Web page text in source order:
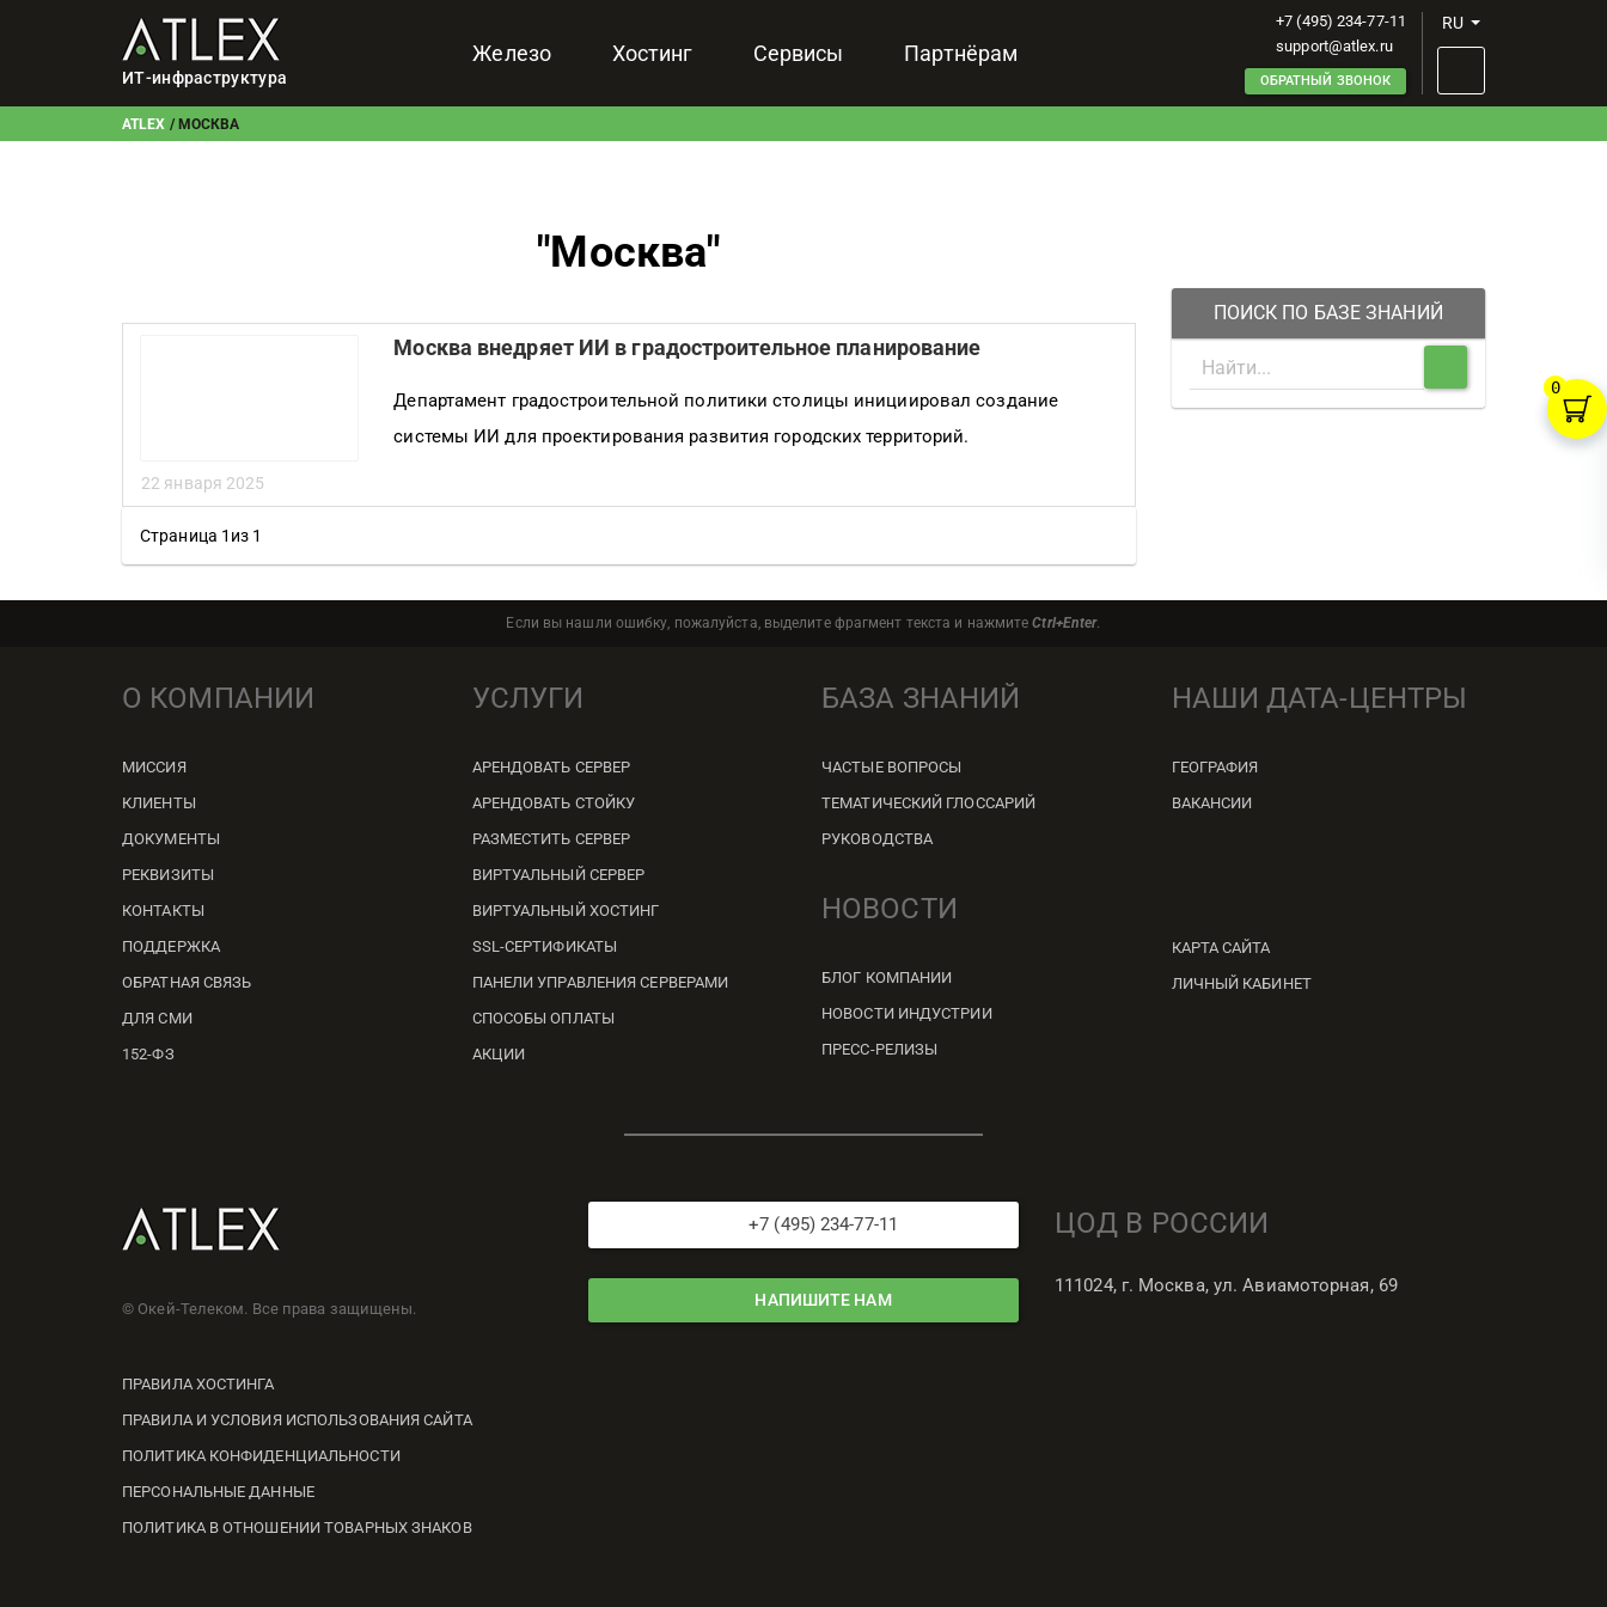
ИТ-инфраструктура
Железо Хостинг Сервисы Партнёрам
+7 (495) 234-77-11
support@atlex.ru
ОБРАТНЫЙ ЗВОНОК
RU
ATLEX / МОСКВА
"Москва"
22 января 2025
Москва внедряет ИИ в градостроительное планирование
Департамент градостроительной политики столицы инициировал создание
системы ИИ для проектирования развития городских территорий.
Страница 1из 1
ПОИСК ПО БАЗЕ ЗНАНИЙ
0
Если вы нашли ошибку, пожалуйста, выделите фрагмент текста и нажмитеCtrl+Enter.
О КОМПАНИИ
МИССИЯ
КЛИЕНТЫ
ДОКУМЕНТЫ
РЕКВИЗИТЫ
КОНТАКТЫ
ПОДДЕРЖКА
ОБРАТНАЯ СВЯЗЬ
ДЛЯ СМИ
152-ФЗ
УСЛУГИ
АРЕНДОВАТЬ СЕРВЕР
АРЕНДОВАТЬ СТОЙКУ
РАЗМЕСТИТЬ СЕРВЕР
ВИРТУАЛЬНЫЙ СЕРВЕР
ВИРТУАЛЬНЫЙ ХОСТИНГ
SSL-СЕРТИФИКАТЫ
ПАНЕЛИ УПРАВЛЕНИЯ СЕРВЕРАМИ
СПОСОБЫ ОПЛАТЫ
АКЦИИ
БАЗА ЗНАНИЙ
ЧАСТЫЕ ВОПРОСЫ
ТЕМАТИЧЕСКИЙ ГЛОССАРИЙ
РУКОВОДСТВА
НОВОСТИ
БЛОГ КОМПАНИИ
НОВОСТИ ИНДУСТРИИ
ПРЕСС-РЕЛИЗЫ
НАШИ ДАТА-ЦЕНТРЫ
ГЕОГРАФИЯ
ВАКАНСИИ
КАРТА САЙТА
ЛИЧНЫЙ КАБИНЕТ
© Окей-Телеком. Все права защищены.
ПРАВИЛА ХОСТИНГА
ПРАВИЛА И УСЛОВИЯ ИСПОЛЬЗОВАНИЯ САЙТА
ПОЛИТИКА КОНФИДЕНЦИАЛЬНОСТИ
ПЕРСОНАЛЬНЫЕ ДАННЫЕ
ПОЛИТИКА В ОТНОШЕНИИ ТОВАРНЫХ ЗНАКОВ
+7 (495) 234-77-11
НАПИШИТЕ НАМ
ЦОД В РОССИИ
111024, г. Москва, ул. Авиамоторная, 69